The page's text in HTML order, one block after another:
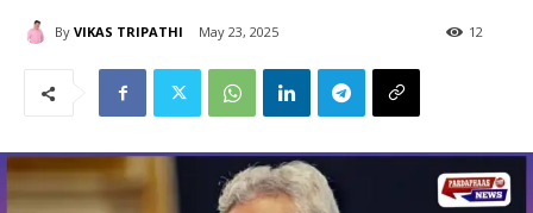
By VIKAS TRIPATHI May 23, 2025 12